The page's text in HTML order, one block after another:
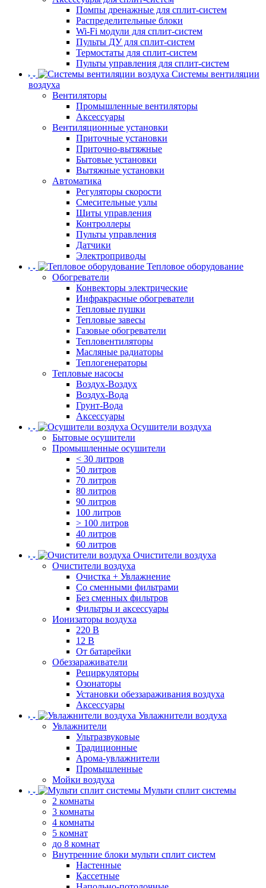
Помпы дренажные для сплит-систем
Распределительные блоки
Wi-Fi модули для сплит-систем
Пульты ДУ для сплит-систем
Термостаты для сплит-систем
Пульты управления для сплит-систем
Системы вентиляции
воздуха
Вентиляторы
Промышленные вентиляторы
Аксессуары
Вентиляционные установки
Приточные установки
Приточно-вытяжные
Бытовые установки
Вытяжные установки
Автоматика
Регуляторы скорости
Смесительные узлы
Щиты управления
Контроллеры
Пульты управления
Датчики
Электроприводы
Тепловое оборудование
Обогреватели
Конвекторы электрические
Инфракрасные обогреватели
Тепловые пушки
Тепловые завесы
Газовые обогреватели
Тепловентиляторы
Масляные радиаторы
Теплогенераторы
Тепловые насосы
Воздух-Воздух
Воздух-Вода
Грунт-Вода
Аксессуары
Осушители воздуха
Бытовые осушители
Промышленные осушители
< 30 литров
50 литров
70 литров
80 литров
90 литров
100 литров
> 100 литров
40 литров
60 литров
Очистители воздуха
Очистители воздуха
Очистка + Увлажнение
Cо сменными фильтрами
Без сменных фильтров
Фильтры и аксессуары
Ионизаторы воздуха
220 В
12 В
От батарейки
Обеззараживатели
Рециркуляторы
Озонаторы
Установки обеззараживания воздуха
Аксессуары
Увлажнители воздуха
Увлажнители
Ультразвуковые
Традиционные
Арома-увлажнители
Промышленные
Мойки воздуха
Мульти сплит системы
2 комнаты
3 комнаты
4 комнаты
5 комнат
до 8 комнат
Внутренние блоки мульти сплит систем
Настенные
Кассетные